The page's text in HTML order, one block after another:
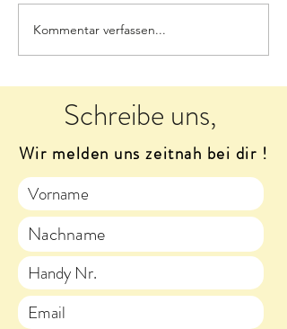
Erleben Sie den Rhythmus
Projekt
Kommentar verfassen...
Schreibe uns,
Wir melden uns zeitnah bei dir !